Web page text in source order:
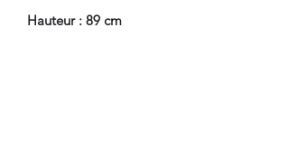
Hauteur : 89 cm